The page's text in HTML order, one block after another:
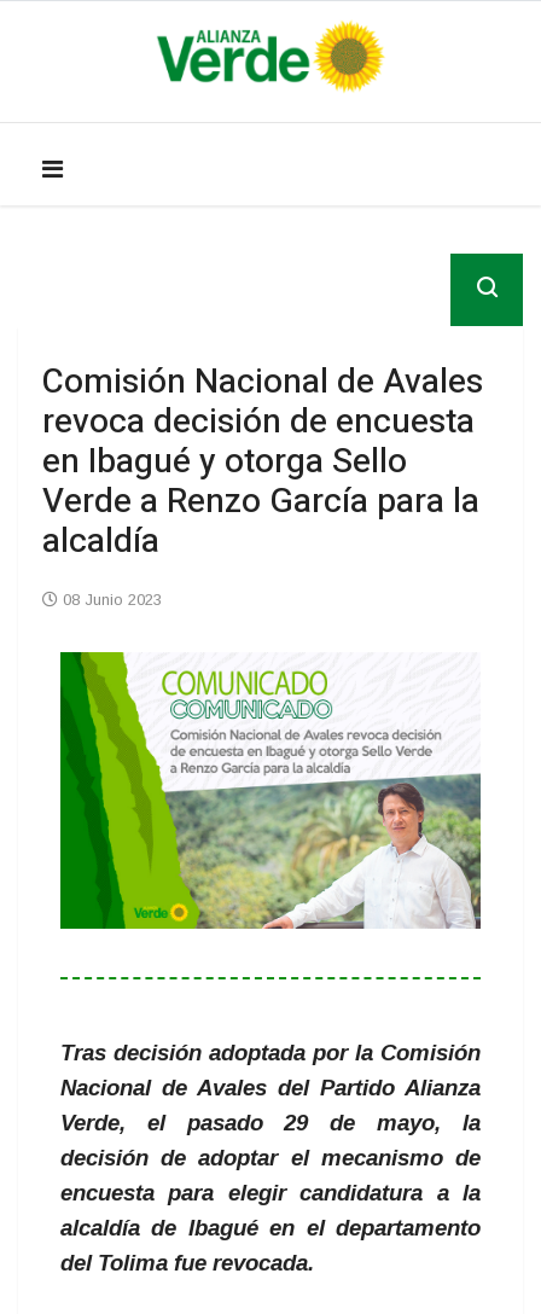
Comisión Nacional de Avales
revoca decisión de encuesta
en Ibagué y otorga Sello
Verde a Renzo García para la
alcaldía
08 Junio 2023
Tras decisión adoptada por la Comisión
Nacional de Avales del Partido Alianza
Verde, el pasado 29 de mayo, la
decisión de adoptar el mecanismo de
encuesta para elegir candidatura a la
alcaldía de Ibagué en el departamento
del Tolima fue revocada.